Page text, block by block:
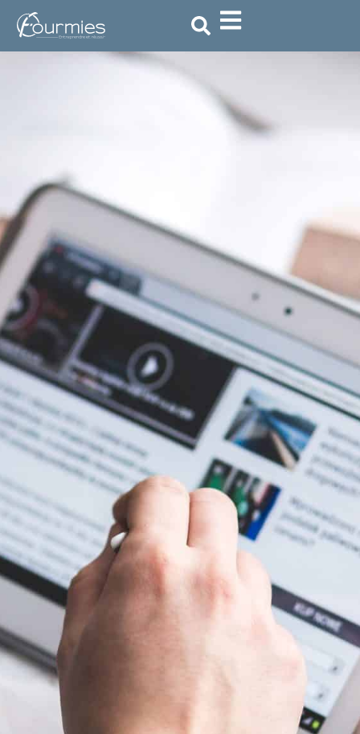
ACCUEIL »
UNE PRIME DE 300 €
POUR L’ACHAT D’UN VÉLO ÉLECTRIQUE